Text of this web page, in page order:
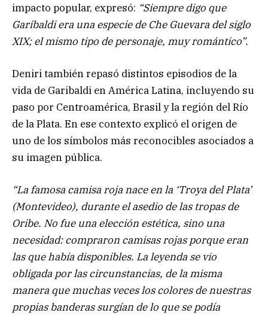
impacto popular, expresó: “Siempre digo que
Garibaldi era una especie de Che Guevara del siglo
XIX; el mismo tipo de personaje, muy romántico”.
Deniri también repasó distintos episodios de la
vida de Garibaldi en América Latina, incluyendo su
paso por Centroamérica, Brasil y la región del Río
de la Plata. En ese contexto explicó el origen de
uno de los símbolos más reconocibles asociados a
su imagen pública.
“La famosa camisa roja nace en la ‘Troya del Plata’
(Montevideo), durante el asedio de las tropas de
Oribe. No fue una elección estética, sino una
necesidad: compraron camisas rojas porque eran
las que había disponibles. La leyenda se vio
obligada por las circunstancias, de la misma
manera que muchas veces los colores de nuestras
propias banderas surgían de lo que se podía